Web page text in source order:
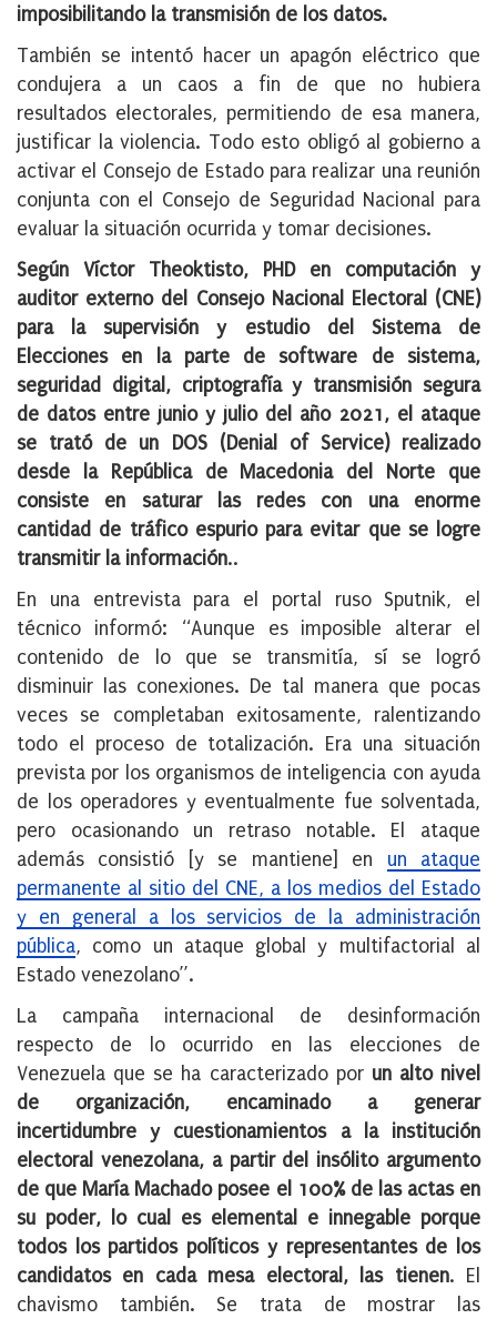
imposibilitando la transmisión de los datos.
También se intentó hacer un apagón eléctrico que
condujera a un caos a fin de que no hubiera
resultados electorales, permitiendo de esa manera,
justificar la violencia. Todo esto obligó al gobierno a
activar el Consejo de Estado para realizar una reunión
conjunta con el Consejo de Seguridad Nacional para
evaluar la situación ocurrida y tomar decisiones.
Según Víctor Theoktisto, PHD en computación y
auditor externo del Consejo Nacional Electoral (CNE)
para la supervisión y estudio del Sistema de
Elecciones en la parte de software de sistema,
seguridad digital, criptografía y transmisión segura
de datos entre junio y julio del año 2021, e l ataque
se trató de un DOS (Denial of Service) realizado
desde la República de Macedonia del Norte que
consiste en saturar las redes con una enorme
cantidad de tráfico espurio para evitar que se logre
transmitir la información..
En una entrevista para el portal ruso Sputnik, el
técnico informó: “Aunque es imposible alterar el
contenido de lo que se transmitía, sí se logró
disminuir las conexiones. De tal manera que pocas
veces se completaban exitosamente, ralentizando
todo el proceso de totalización. Era una situación
prevista por los organismos de inteligencia con ayuda
de los operadores y eventualmente fue solventada,
pero ocasionando un retraso notable. El ataque
además consistió [y se mantiene] en un ataque
permanente al sitio del CNE, a los medios del Estado
y en general a los servicios de la administración
pública, como un ataque global y multifactorial al
Estado venezolano”.
La campaña internacional de desinformación
respecto de lo ocurrido en las elecciones de
Venezuela que se ha caracterizado por un alto nivel
de organización, encaminado a generar
incertidumbre y cuestionamientos a la institución
electoral venezolana, a partir del insólito argumento
de que María Machado posee el 100% de las actas en
su poder, lo cual es elemental e innegable porque
todos los partidos políticos y representantes de los
candidatos en cada mesa electoral, las tienen. El
chavismo también. Se trata de mostrar las